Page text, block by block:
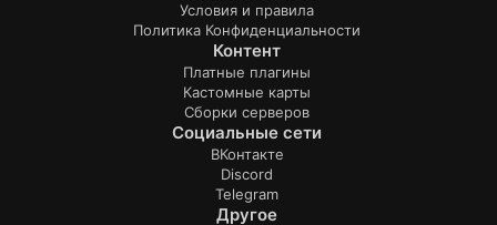
Условия и правила
Политика Конфиденциальности
Контент
Платные плагины
Кастомные карты
Сборки серверов
Социальные сети
ВКонтакте
Discord
Telegram
Другое